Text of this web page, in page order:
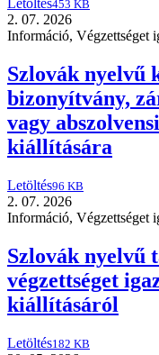
Letöltés453 KB
2. 07. 2026
Információ, Végzettséget
Szlovák nyelvű
bizonyítvány,
vagy
kiállítására
Letöltés96 KB
2. 07. 2026
Információ, Végzettséget
Szlovák nyelvű
végzettséget
kiállításáról
Letöltés182 KB